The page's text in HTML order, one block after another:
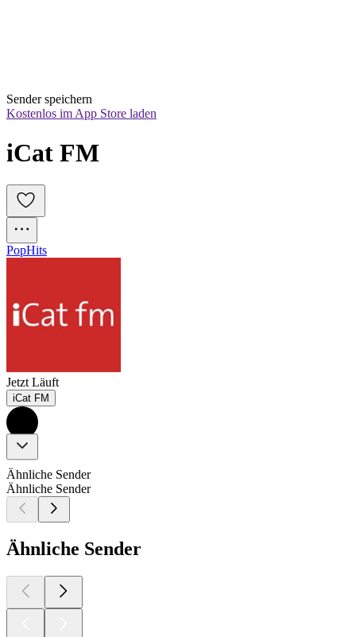
Sender speichern
Kostenlos im App Store laden
iCat FM
PopHits
Jetzt Läuft
iCat FM
Ähnliche Sender
Ähnliche Sender
Ähnliche Sender